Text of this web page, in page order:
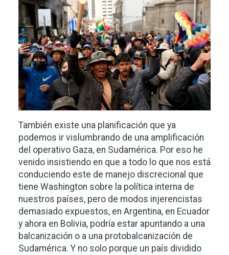
También existe una planificación que ya
podemos ir vislumbrando de una amplificación
del operativo Gaza, en Sudamérica. Por eso he
venido insistiendo en que a todo lo que nos está
conduciendo este de manejo discrecional que
tiene Washington sobre la política interna de
nuestros países, pero de modos injerencistas
demasiado expuestos, en Argentina, en Ecuador
y ahora en Bolivia, podría estar apuntando a una
balcanización o a una protobalcanización de
Sudamérica. Y no solo porque un país dividido